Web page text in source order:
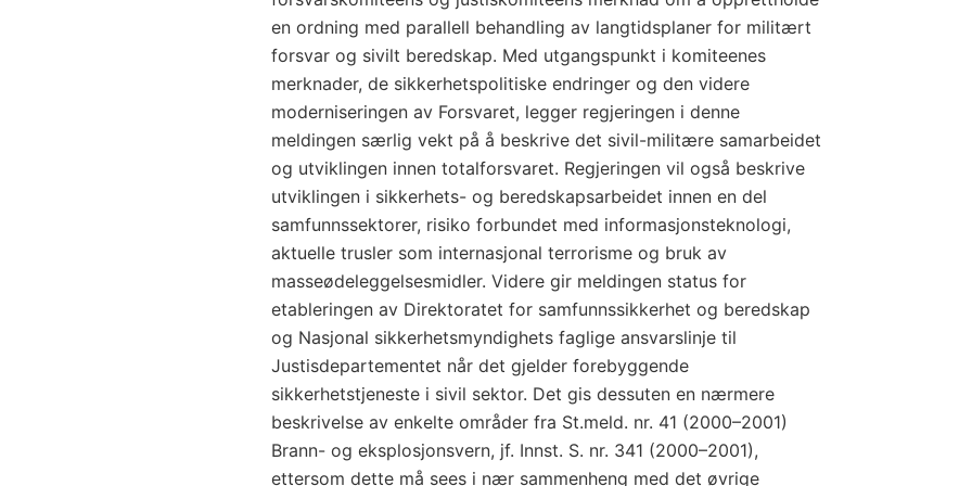
en ordning med parallell behandling av langtidsplaner for militært
forsvar og sivilt beredskap. Med utgangspunkt i komiteenes
merknader, de sikkerhetspolitiske endringer og den videre
moderniseringen av Forsvaret, legger regjeringen i denne
meldingen særlig vekt på å beskrive det sivil-militære samarbeidet
og utviklingen innen totalforsvaret. Regjeringen vil også beskrive
utviklingen i ­sikkerhets- og beredskapsarbeidet innen en del
samfunnssektorer, risiko forbundet med informasjonsteknologi,
aktuelle trusler som internasjonal terrorisme og bruk av
masseødeleggelsesmidler. Videre gir meldingen status for
etableringen av Direktoratet for samfunnssikkerhet og beredskap
og Nasjonal sikkerhetsmyndighets faglige ansvarslinje til
Justisdepartementet når det gjelder forebyggende
sikkerhetstjeneste i sivil sektor. Det gis dessuten en nærmere
beskrivelse av enkelte områder fra St.meld. nr. 41 (2000–2001)
Brann- og eksplosjonsvern, jf. Innst. S. nr. 341 (2000–2001),
ettersom dette må sees i nær sammenheng med det øvrige